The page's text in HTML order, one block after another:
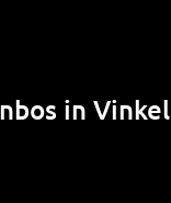
in Vinkel